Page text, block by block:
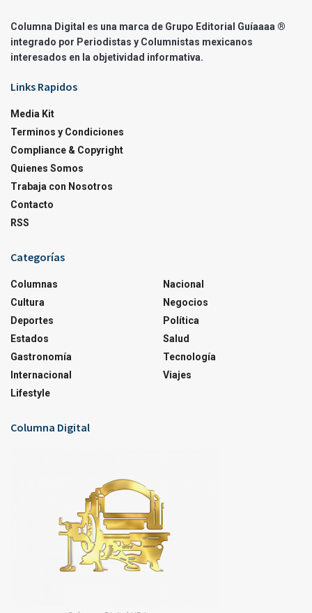
Columna Digital es una marca de Grupo Editorial Guíaaaa ®
integrado por Periodistas y Columnistas mexicanos
interesados en la objetividad informativa.
Links Rapidos
Media Kit
Terminos y Condiciones
Compliance & Copyright
Quienes Somos
Trabaja con Nosotros
Contacto
RSS
Categorías
Columnas
Cultura
Deportes
Estados
Gastronomía
Internacional
Lifestyle
Nacional
Negocios
Política
Salud
Tecnología
Viajes
Columna Digital